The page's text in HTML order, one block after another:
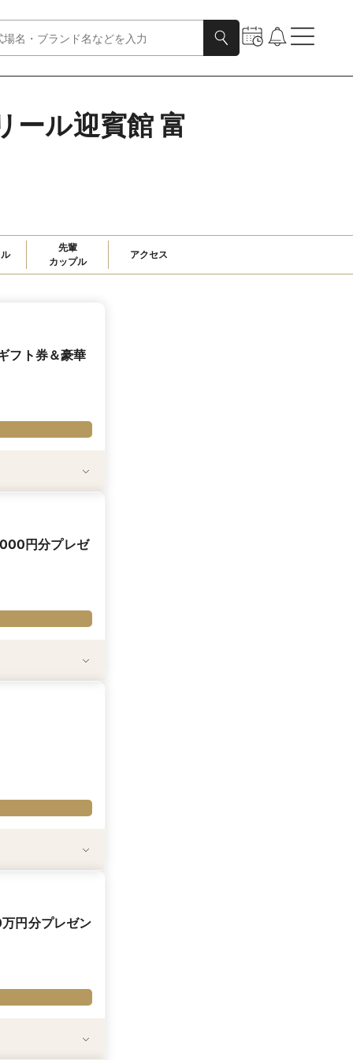
ール迎賓館 富
先輩
カップル
アクセス
フト券＆豪華
なら来館で
は2026年8-10月度
円分プレゼ
分をプレゼントい
ていただいた場合
円分プレゼン